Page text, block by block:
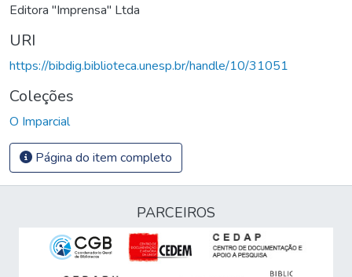
Editora "Imprensa" Ltda
URI
https://bibdig.biblioteca.unesp.br/handle/10/31051
Coleções
O Imparcial
Página do item completo
PARCEIROS